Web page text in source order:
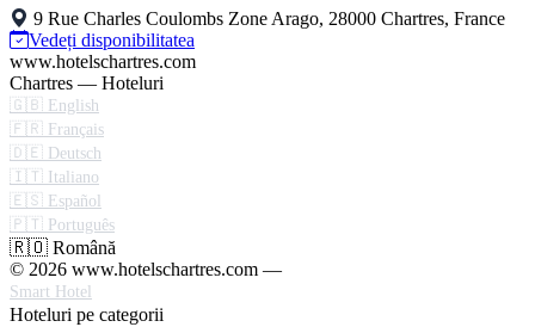
9 Rue Charles Coulombs Zone Arago, 28000 Chartres, France
Vedeți disponibilitatea
www.hotelschartres.com
Chartres — Hoteluri
🇬🇧 English
🇫🇷 Français
🇩🇪 Deutsch
🇮🇹 Italiano
🇪🇸 Español
🇵🇹 Português
🇷🇴 Română
© 2026 www.hotelschartres.com —
Smart Hotel
Hoteluri pe categorii